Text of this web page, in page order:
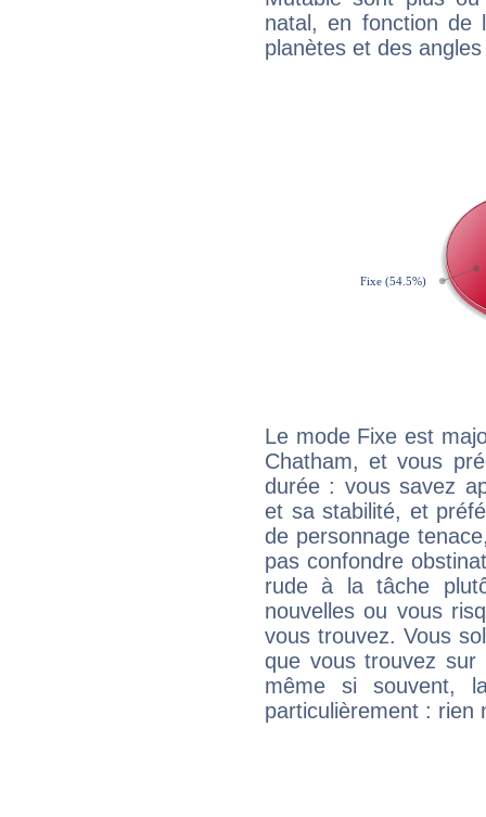
natal, en fonction de
planètes et des
Le mode Fixe est
Chatham, et vous
durée : vous savez
et sa stabilité, et
de personnage
pas confondre
rude à la tâche
nouvelles ou vous
vous trouvez. Vous
que vous trouvez
même si souvent,
particulièrement : rien